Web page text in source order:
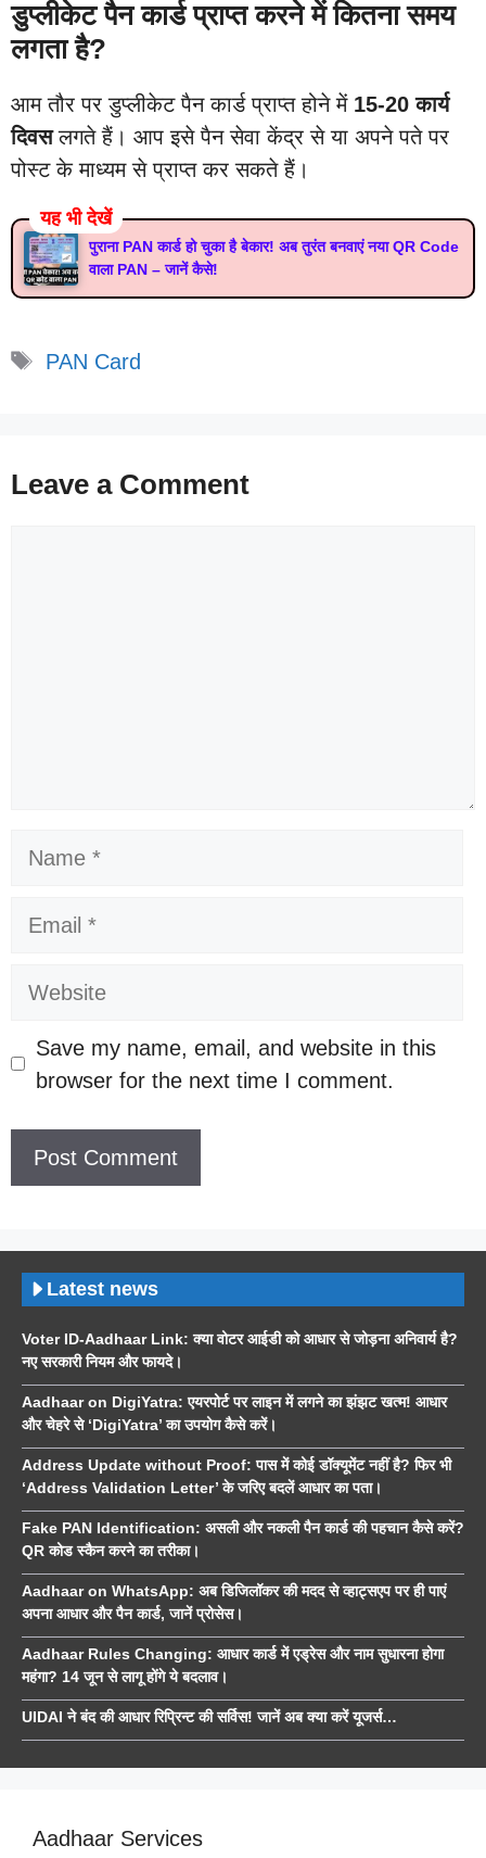
डुप्लीकेट पैन कार्ड प्राप्त करने में कितना समय
लगता है?
आम तौर पर डुप्लीकेट पैन कार्ड प्राप्त होने में 15-20 कार्य
दिवसलगते हैं। आप इसे पैन सेवा केंद्र से या अपने पते पर
पोस्ट के माध्यम से प्राप्त कर सकते हैं।
यह भी देखें
पुराना PAN कार्ड हो चुका है बेकार! अब तुरंत बनवाएं नया QR Code
वाला PAN – जानें कैसे!
Tags
PAN Card
Leave a Comment
Name
Email
Website
Save my name, email, and website in this
browser for the next time I comment.
Latest news
Voter ID-Aadhaar Link: क्या वोटर आईडी को आधार से जोड़ना अनिवार्य है?
नए सरकारी नियम और फायदे।
Aadhaar on DigiYatra: एयरपोर्ट पर लाइन में लगने का झंझट खत्म! आधार
और चेहरे से ‘DigiYatra’ का उपयोग कैसे करें।
Address Update without Proof: पास में कोई डॉक्यूमेंट नहीं है? फिर भी
‘Address Validation Letter’ के जरिए बदलें आधार का पता।
Fake PAN Identification: असली और नकली पैन कार्ड की पहचान कैसे करें?
QR कोड स्कैन करने का तरीका।
Aadhaar on WhatsApp: अब डिजिलॉकर की मदद से व्हाट्सएप पर ही पाएं
अपना आधार और पैन कार्ड, जानें प्रोसेस।
Aadhaar Rules Changing: आधार कार्ड में एड्रेस और नाम सुधारना होगा
महंगा? 14 जून से लागू होंगे ये बदलाव।
UIDAI ने बंद की आधार रिप्रिन्ट की सर्विस! जानें अब क्या करें यूजर्स…
Aadhaar Services